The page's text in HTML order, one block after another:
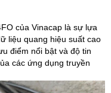
của Vinacap là sự lựa
liệu quang hiệu suất cao
điểm nổi bật và độ tin
các ứng dụng truyền